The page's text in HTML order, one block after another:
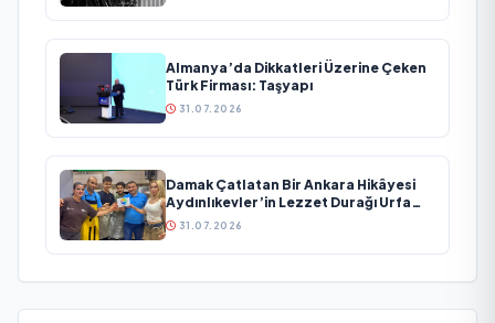
Almanya’da Dikkatleri Üzerine Çeken
Türk Firması: Taşyapı
31.07.2026
Damak Çatlatan Bir Ankara Hikâyesi
Aydınlıkevler’in Lezzet Durağı Urfa
Damak
31.07.2026